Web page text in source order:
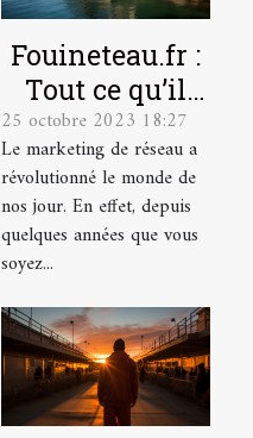
Fouineteau.fr :
Tout ce qu’il
faut savoir sur
ce site
25 octobre 2023 18:27
Le marketing de réseau a
révolutionné le monde de
nos jour. En effet, depuis
quelques années que vous
soyez...